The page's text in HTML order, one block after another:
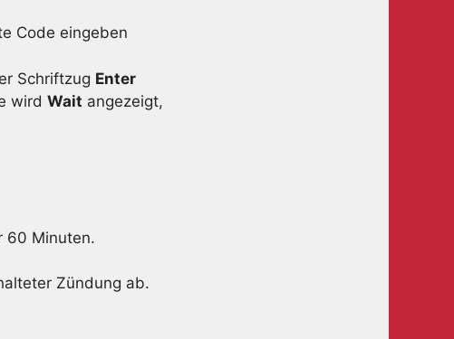
Code eingeben
Schriftzug Enter
wird Wait angezeigt,
60 Minuten.
Zündung ab.